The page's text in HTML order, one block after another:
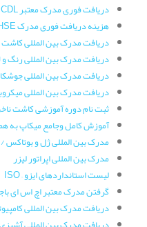
دریافت فوری مدرک معتبر ICDL
هزینه دریافت فوری مدرک HSE بدون آزمون
دریافت مدرک بین المللی
دریافت مدرک بین المللی رنگ
دریافت مدرک بین المللی
دریافت مدرک بین المللی
ثبت نام دوره آموزشی کاشت
آموزش کامل وجامع میکاپ به
مدرک بین المللی ژل و بوتاکس
مدرک بین المللی اپراتور لیزر
لیست استانداردهای ایزو – ISO
گرفتن مدرک معتبر اچ اس ای
دریافت مدرک بین المللی